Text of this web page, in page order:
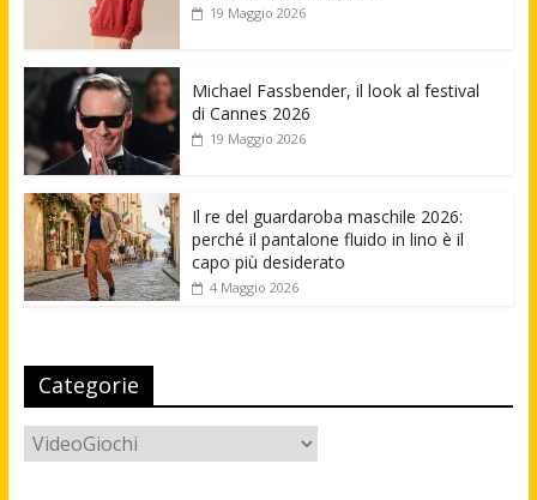
19 Maggio 2026
Michael Fassbender, il look al festival
di Cannes 2026
19 Maggio 2026
Il re del guardaroba maschile 2026:
perché il pantalone fluido in lino è il
capo più desiderato
4 Maggio 2026
Categorie
Categorie